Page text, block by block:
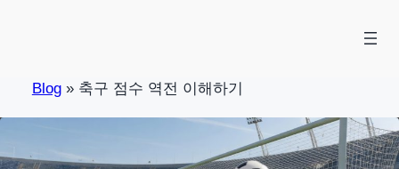
Blog» 축구 점수 역전 이해하기